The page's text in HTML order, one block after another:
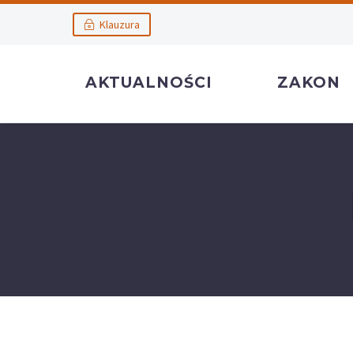
Klauzura
AKTUALNOŚCI ZAKON